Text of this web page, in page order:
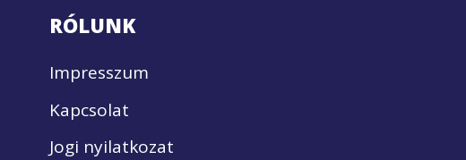
RÓLUNK
Impresszum
Kapcsolat
Jogi nyilatkozat